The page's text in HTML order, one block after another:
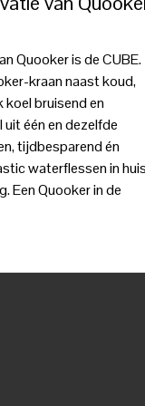
Quooker is de CUBE.
kraan naast koud,
koel bruisend en
één en dezelfde
tijdbesparend én
waterflessen in huis
Een Quooker in de